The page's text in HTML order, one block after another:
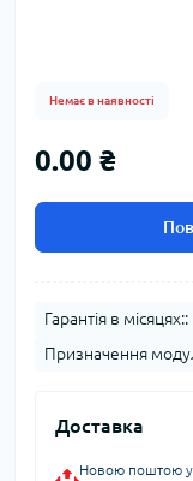
Немає в наявності
0.00 ₴
Гарантія в місяцях::
Призначення
Доставка
Новою поштою у